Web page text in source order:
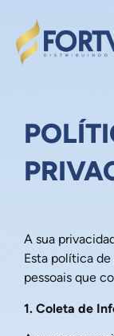
A sua
Esta política
pessoais que
1. Coleta de